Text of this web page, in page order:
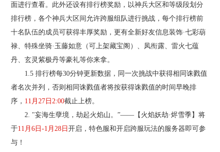
面进行查看。此外还设有排行榜奖励，以神兵大区和等级段划分
排行榜，各个神兵大区间允许跨服组队进行挑战，每个排行榜前
十名队伍的成员可获得丰厚奖励，更有全新好友信息装饰·七彩葫
禄、特殊坐骑·玉藤如意（可上架藏宝阁）、凤衔露、雷火七蕴
丹、玄灵紫极丹等豪礼等你来拿。
1.5 排行榜每30分钟更新数据，同一次挑战中获得相同诛戮值
者名次并列，否则相同诛戮值者将按获得诛戮值的时间早晚排
序， 11月27日2:00截止上榜。
2. "妄海生孽境，劫起火焰山。”——【火焰妖劫·烬雪季】将
于11月6日-1月28日开启，特色服和开启跨服玩法的服务器即可参
与！